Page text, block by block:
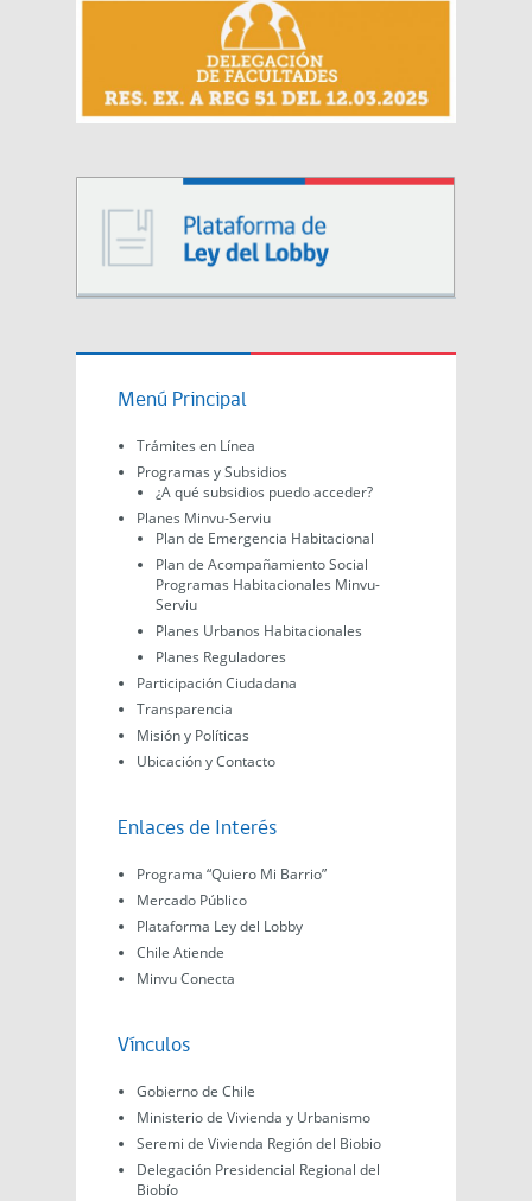
Menú Principal
Trámites en Línea
Programas y Subsidios
¿A qué subsidios puedo acceder?
Planes Minvu-Serviu
Plan de Emergencia Habitacional
Plan de Acompañamiento Social
Programas Habitacionales Minvu-
Serviu
Planes Urbanos Habitacionales
Planes Reguladores
Participación Ciudadana
Transparencia
Misión y Políticas
Ubicación y Contacto
Enlaces de Interés
Programa “Quiero Mi Barrio”
Mercado Público
Plataforma Ley del Lobby
Chile Atiende
Minvu Conecta
Vínculos
Gobierno de Chile
Ministerio de Vivienda y Urbanismo
Seremi de Vivienda Región del Biobio
Delegación Presidencial Regional del
Biobío